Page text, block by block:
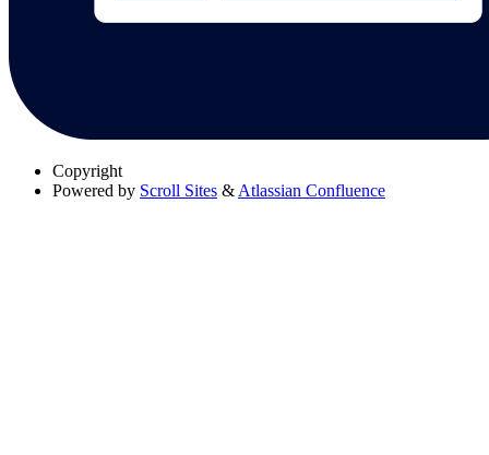
Copyright
Powered by Scroll Sites &Atlassian Confluence